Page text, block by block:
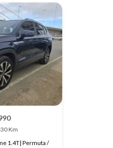
Km
1.4T| Permuta /